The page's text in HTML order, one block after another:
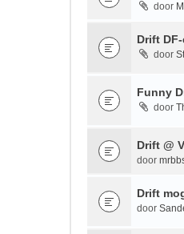
door
Drift
door
Funny
door
Drift @
door
Drift
door